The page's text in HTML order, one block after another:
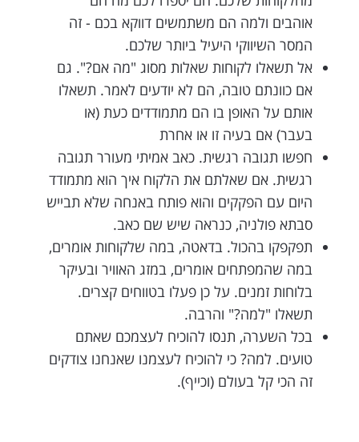
אוהבים ולמה הם משתמשים דווקא בכם - זה
המסר השיווקי היעיל ביותר שלכם.
אל תשאלו לקוחות שאלות מסוג "מה אם?". גם
אם כוונתם טובה, הם לא יודעים לאמר. תשאלו
אותם על האופן בו הם מתמודדים כעת (או
בעבר) אם בעיה זו או אחרת
חפשו תגובה רגשית. כאב אמיתי מעורר תגובה
רגשית. אם שאלתם את הלקוח איך הוא מתמודד
היום עם הפקקים והוא פותח באנחה שלא תבייש
סבתא פולניה, כנראה שיש שם כאב.
תפקפקו בהכול. בדאטה, במה שלקוחות אומרים,
במה שהמפתחים אומרים, במזג האוויר ובעיקר
בלוחות זמנים. על כן פעלו בטווחים קצרים.
תשאלו "למה?" והרבה.
בכל השערה, תנסו להוכיח לעצמכם שאתם
טועים. למה? כי להוכיח לעצמנו שאנחנו צודקים
זה הכי קל בעולם (וכייף).